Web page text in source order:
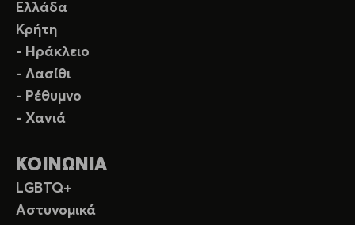
Ελλάδα
Κρήτη
- Ηράκλειο
- Λασίθι
- Ρέθυμνο
- Χανιά
ΚΟΙΝΩΝΙΑ
LGBTQ+
Αστυνομικά